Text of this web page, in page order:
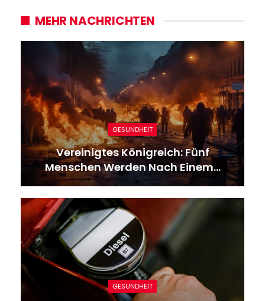
MEHR NACHRICHTEN
GESUNDHEIT
Vereinigtes Königreich: Fünf
Menschen Werden Nach Einem…
GESUNDHEIT